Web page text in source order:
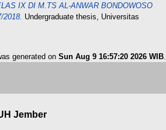
IX DI M.TS AL-ANWAR BONDOWOSO
2018. Undergraduate thesis, Universitas
generated on Sun Aug 9 16:57:20 2026 WIB.
Jember